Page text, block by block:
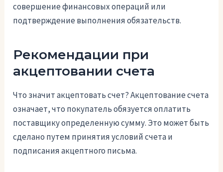
совершение финансовых операций или
подтверждение выполнения обязательств.
Рекомендации при
акцептовании счета
Что значит акцептовать счет? Акцептование счета
означает, что покупатель обязуется оплатить
поставщику определенную сумму. Это может быть
сделано путем принятия условий счета и
подписания акцептного письма.